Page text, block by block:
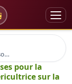
Concours gratuit sociaux et santé
pour la
sur la